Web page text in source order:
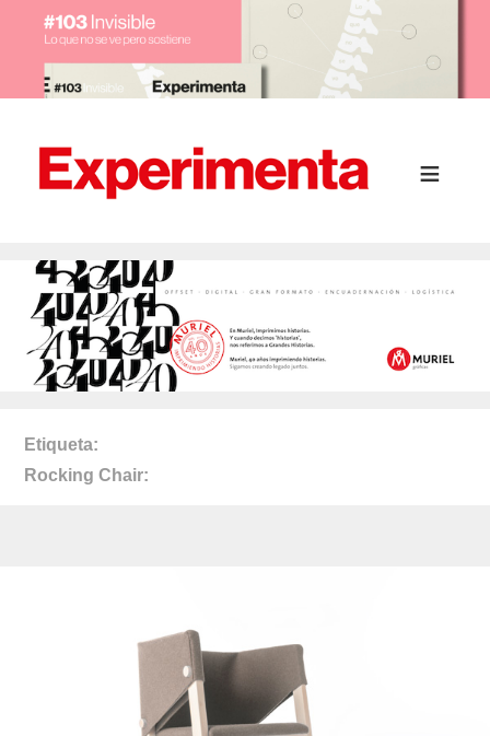
Etiqueta
Rocking Chair